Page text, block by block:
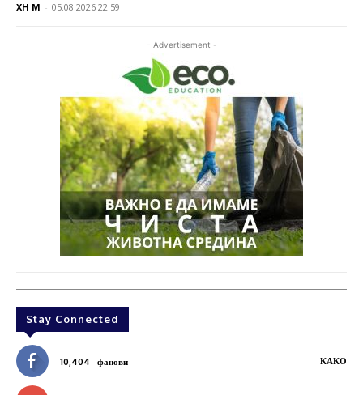
XH M - 05.08.2026 22:59
- Advertisement -
Stay Connected
10,404 фанови КАКО